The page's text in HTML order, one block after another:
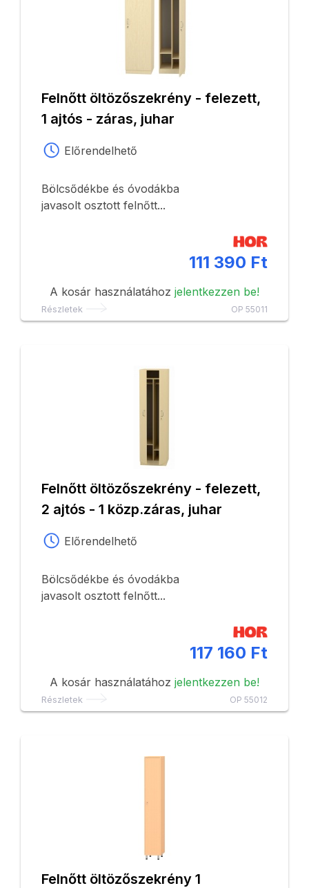
Felnőtt öltözőszekrény - felezett,
1 ajtós - záras, juhar
Előrendelhető
Bölcsődékbe és óvodákba
javasolt osztott felnőtt...
111 390 Ft
A kosár használatához jelentkezzen be!
Részletek OP 55011
Felnőtt öltözőszekrény - felezett,
2 ajtós - 1 közp.záras, juhar
Előrendelhető
Bölcsődékbe és óvodákba
javasolt osztott felnőtt...
117 160 Ft
A kosár használatához jelentkezzen be!
Részletek OP 55012
Felnőtt öltözőszekrény 1